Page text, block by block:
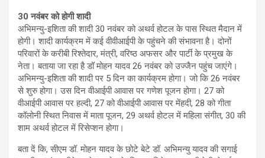
30 नवंबर को होगी शादी
अभिमन्यु-इशिता की शादी 30 नवंबर को अथर्व होटल के पास स्थित मैदान में
होगी। शादी कार्यक्रम में कई वीवीआईपी के पहुंचने की संभावना है। दोनों
परिवारों के करीबी रिश्तेदार, मंत्री, वरिष्ठ अफसर और पार्टी के प्रमुख के
नेता। बताया जा रहा है डॉ मोहन यादव 26 नवंबर को उज्जैन पहुंच जाएंगे।
अभिमन्यु-इशिता की शादी पर 5 दिन का कार्यक्रम होगा। जो कि 26 नवंबर
से शुरु होगा। उस दिन वीआईपी आवास पर गणेश पूजन होगा। 27 को
वीआईपी आवास पर हल्दी, 27 को वीआईपी आवास पर मेंहदी, 28 को गीता
कॉलोनी स्थित निवास में माता पूजन, 29 अथर्व होटल में महिला संगीत, 30 की
शाम अथर्व होटल में रिसेप्शन होगा।
बता दें कि, सीएम डॉ. मोहन यादव के छोटे बेटे डॉ. अभिमन्यु यादव की सगाई